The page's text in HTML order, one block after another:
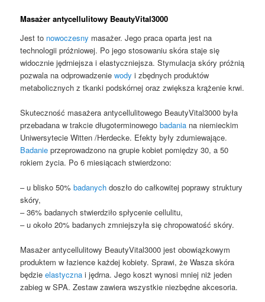
Masażer antycellulitowy BeautyVital3000
Jest to nowoczesny masażer. Jego praca oparta jest na
technologii próżniowej. Po jego stosowaniu skóra staje się
widocznie jędrniejsza i elastyczniejsza. Stymulacja skóry próżnią
pozwala na odprowadzeniewody i zbędnych produktów
metabolicznych z tkanki podskórnej oraz zwiększa krążenie krwi.
Skuteczność masażera antycellulitowego BeautyVital3000 była
przebadana w trakcie długoterminowego badania na niemieckim
Uniwersytecie Witten /Herdecke. Efekty były zdumiewające.
Badanie przeprowadzono na grupie kobiet pomiędzy 30, a 50
rokiem życia. Po 6 miesiącach stwierdzono:
– u blisko 50%badanych doszło do całkowitej poprawy struktury
skóry,
– 36% badanych stwierdziło spłycenie cellulitu,
– u około 20% badanych zmniejszyła się chropowatość skóry.
Masażer antycellulitowy BeautyVital3000 jest obowiązkowym
produktem w łazience każdej kobiety. Sprawi, że Wasza skóra
będzieelastyczna i jędrna. Jego koszt wynosi mniej niż jeden
zabieg w SPA. Zestaw zawiera wszystkie niezbędne akcesoria.